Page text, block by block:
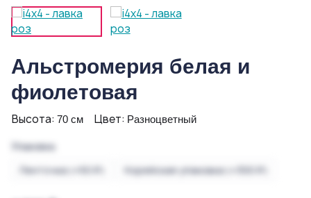
Альстромерия белая и
фиолетовая
Высота: 70 см Цвет: Разноцветный
Упаковка
Ленточка (+50 ₽) Корейская упаковка (+300 ₽)